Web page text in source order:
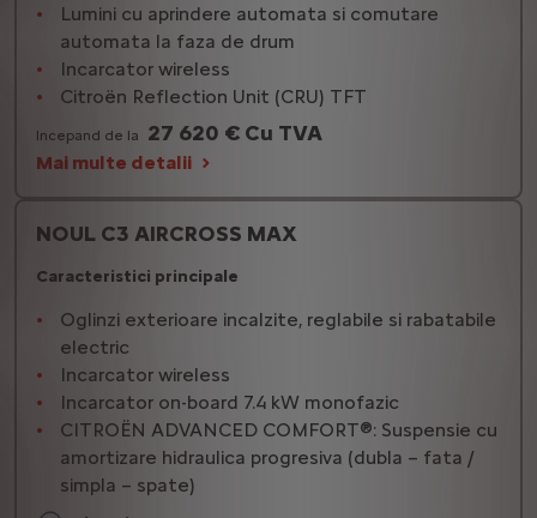
Lumini cu aprindere automata si comutare
automata la faza de drum
Incarcator wireless
Citroën Reflection Unit (CRU) TFT
Incepand de la 27 620 € Cu TVA
Mai multe detalii
NOUL C3 AIRCROSS MAX
Caracteristici principale
Oglinzi exterioare incalzite, reglabile si rabatabile
electric
Incarcator wireless
Incarcator on-board 7.4 kW monofazic
CITROËN ADVANCED COMFORT®: Suspensie cu
amortizare hidraulica progresiva (dubla – fata /
simpla – spate)